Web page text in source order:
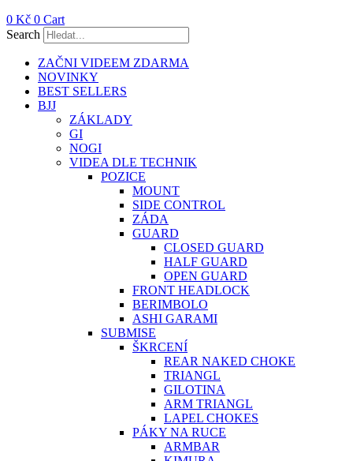
0 Kč 0 Cart
Search
ZAČNI VIDEEM ZDARMA
NOVINKY
BEST SELLERS
BJJ
ZÁKLADY
GI
NOGI
VIDEA DLE TECHNIK
POZICE
MOUNT
SIDE CONTROL
ZÁDA
GUARD
CLOSED GUARD
HALF GUARD
OPEN GUARD
FRONT HEADLOCK
BERIMBOLO
ASHI GARAMI
SUBMISE
ŠKRCENÍ
REAR NAKED CHOKE
TRIANGL
GILOTINA
ARM TRIANGL
LAPEL CHOKES
PÁKY NA RUCE
ARMBAR